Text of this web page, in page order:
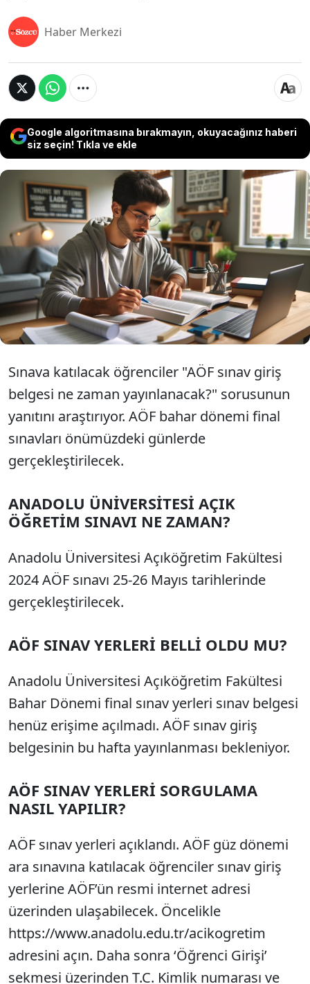
Haber Merkezi
Google algoritmasına bırakmayın, okuyacağınız haberi
siz seçin! Tıkla ve ekle
Üniversiteyi dışarıdan okuyan öğrenciler AÖF
sınavı tarihlerini araştırıyor. Anadolu
Üniversitesi Açıköğretim Fakültesi 2024 AÖF
sınavı 25 Mayıs ve 26 Mayıs tarihlerinde
yapılacak. AÖF giriş belgesi henüz yayınlanmadı,
bu hafta içerisinde yayınlanması bekleniyor.
Sınava katılacak öğrenciler "AÖF sınav giriş
belgesi ne zaman yayınlanacak?" sorusunun
yanıtını araştırıyor. AÖF bahar dönemi final
sınavları önümüzdeki günlerde
gerçekleştirilecek.
ANADOLU ÜNİVERSİTESİ AÇIK
ÖĞRETİM SINAVI NE ZAMAN?
Anadolu Üniversitesi Açıköğretim Fakültesi
2024 AÖF sınavı 25-26 Mayıs tarihlerinde
gerçekleştirilecek.
AÖF SINAV YERLERİ BELLİ OLDU MU?
Anadolu Üniversitesi Açıköğretim Fakültesi
Bahar Dönemi final sınav yerleri sınav belgesi
henüz erişime açılmadı. AÖF sınav giriş
belgesinin bu hafta yayınlanması bekleniyor.
AÖF SINAV YERLERİ SORGULAMA
NASIL YAPILIR?
AÖF sınav yerleri açıklandı. AÖF güz dönemi
ara sınavına katılacak öğrenciler sınav giriş
yerlerine AÖF’ün resmi internet adresi
üzerinden ulaşabilecek. Öncelikle
https://www.anadolu.edu.tr/acikogretim
adresini açın. Daha sonra ‘Öğrenci Girişi’
sekmesi üzerinden T.C. Kimlik numarası ve